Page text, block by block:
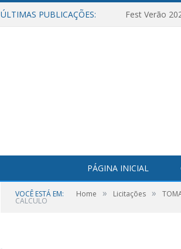
ÚLTIMAS PUBLICAÇÕES: Fest Verão
PÁGINA INICIAL
VOCÊ ESTÁ EM: Home » Licitações »
CALCULO